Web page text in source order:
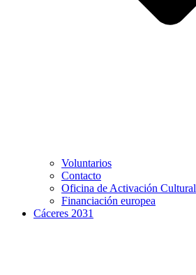
Voluntarios
Contacto
Oficina de Activación Cultural
Financiación europea
Cáceres 2031